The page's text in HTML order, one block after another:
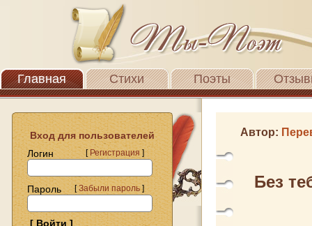
Главная Стихи Поэты
Вход для пользователей
Логин
[Регистрация]
Пароль [Забыли пароль]
Автор:
Без